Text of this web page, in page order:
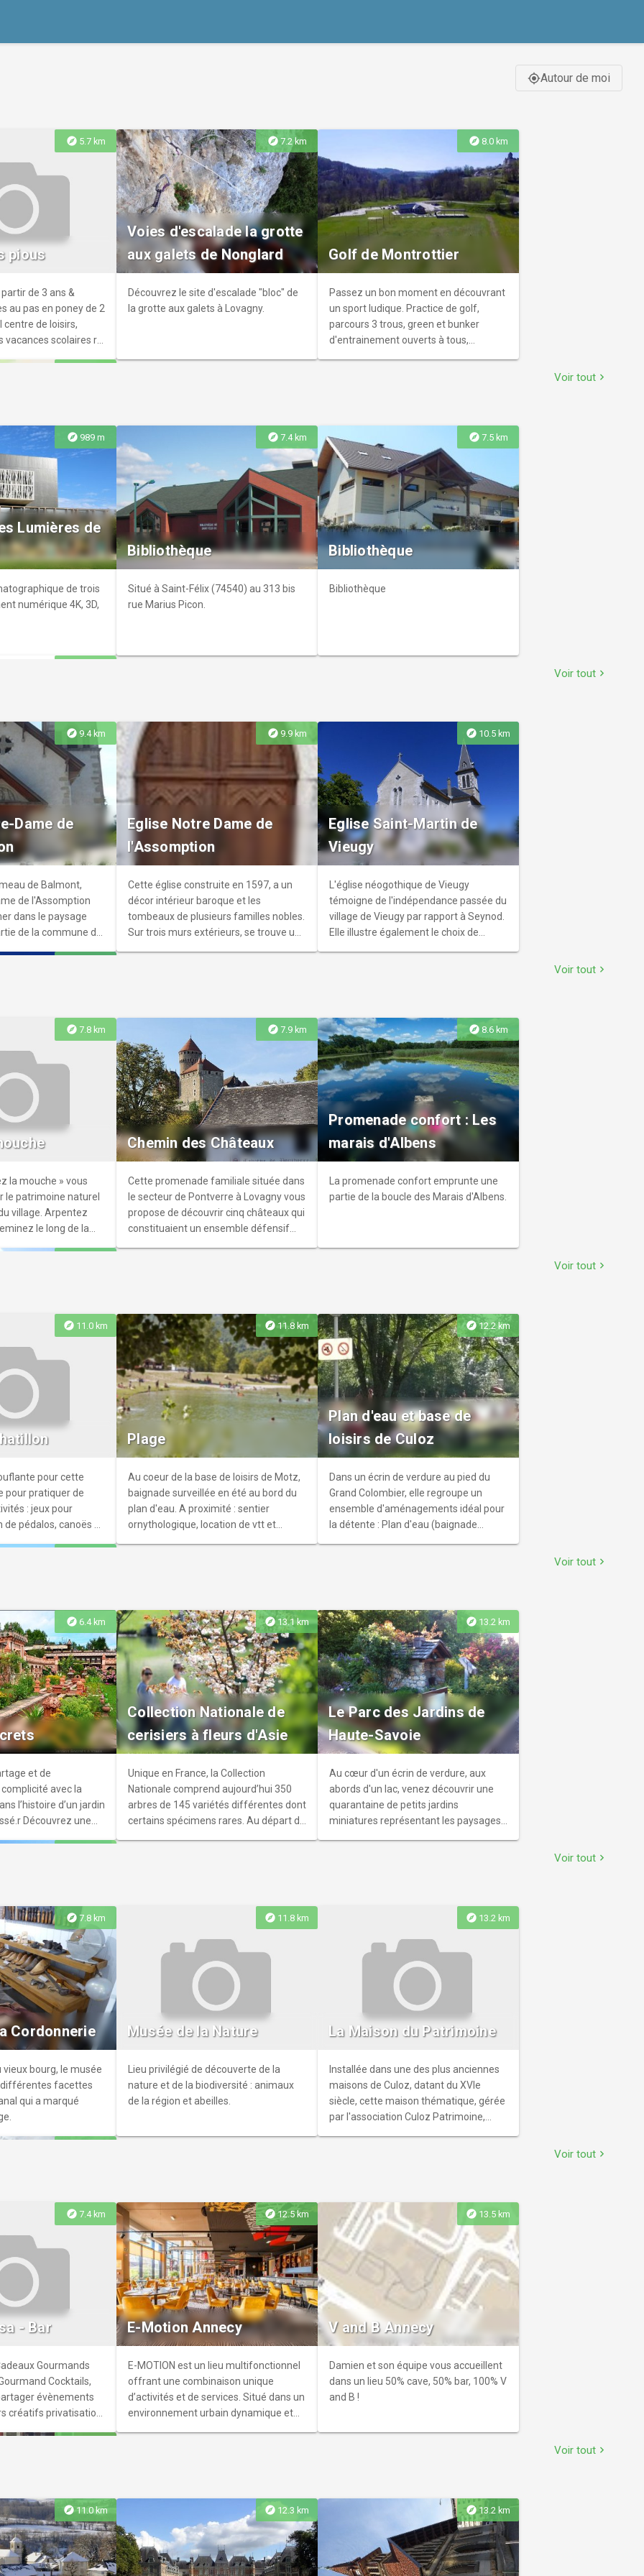
gps_fixedAutour de moi
explore 5.7 km
pious
de 3 ans &
au pas en poney de 2
centre de loisirs,
vacances scolaires r
explore 7.2 km
Voies d'escalade la grotte
aux galets de Nonglard
Découvrez le site d'escalade "bloc" de
la grotte aux galets à Lovagny.
explore 8.0 km
Golf de Montrottier
Passez un bon moment en découvrant
un sport ludique. Practice de golf,
parcours 3 trous, green et bunker
d'entrainement ouverts à tous,
- Elevage La
de chevaux et de
de loisir - Pension
- Près
Voir tout chevron_right
explore 989 m
Lumières de
de trois
numérique 4K, 3D,
explore 7.4 km
Bibliothèque
Situé à Saint-Félix (74540) au 313 bis
rue Marius Picon.
explore 7.5 km
Bibliothèque
Bibliothèque
La Fontaine
Voir tout chevron_right
explore 9.4 km
Dame de
de Balmont,
de l'Assomption
dans le paysage
de la commune de
explore 9.9 km
Eglise Notre Dame de
l'Assomption
Cette église construite en 1597, a un
décor intérieur baroque et les
tombeaux de plusieurs familles nobles.
Sur trois murs extérieurs, se trouve une
explore 10.5 km
Eglise Saint-Martin de
Vieugy
L'église néogothique de Vieugy
témoigne de l'indépendance passée du
village de Vieugy par rapport à Seynod.
Elle illustre également le choix de
Martin
butte Saint-Martin,
nom est un témoin de
de la commune de
permet un ancrage
la commune dans le
Voir tout chevron_right
explore 7.8 km
la mouche » vous
le patrimoine naturel
village. Arpentez
le long de la
explore 7.9 km
Chemin des Châteaux
Cette promenade familiale située dans
le secteur de Pontverre à Lovagny vous
propose de découvrir cinq châteaux qui
constituaient un ensemble défensif
explore 8.6 km
Promenade confort : Les
marais d'Albens
La promenade confort emprunte une
partie de la boucle des Marais d'Albens.
de Fier
Val'Heureux...laissez-
apprendre à
et gagner sa
au fil de ses
de temps plus
de ce val...
Voir tout chevron_right
explore 11.0 km
pour cette
pour pratiquer de
: jeux pour
pédalos, canoës et
explore 11.8 km
Plage
Au coeur de la base de loisirs de Motz,
baignade surveillée en été au bord du
plan d'eau. A proximité : sentier
ornythologique, location de vtt et
explore12.2 km
Plan d'eau et base de
loisirs de Culoz
Dans un écrin de verdure au pied du
Grand Colombier, elle regroupe un
ensemble d'aménagements idéal pour
la détente : Plan d'eau (baignade
Savière
serpente sur près
à Chanaz où une
permet la
Rhône ; cadre
à
Voir tout chevron_right
explore 6.4 km
et de
avec la
l’histoire d’un jardin
Découvrez une
explore 13.1 km
Collection Nationale de
cerisiers à fleurs d'Asie
Unique en France, la Collection
Nationale comprend aujourd’hui 350
arbres de 145 variétés différentes dont
certains spécimens rares. Au départ du
explore 13.2 km
Le Parc des Jardins de
Haute-Savoie
Au cœur d'un écrin de verdure, aux
abords d'un lac, venez découvrir une
quarantaine de petits jardins
miniatures représentant les paysages
ouvert à tous et
aménagements
se divertir à
ville, des
long de la véloroute,
à la Mer.
Voir tout chevron_right
explore 7.8 km
Cordonnerie
bourg, le musée
différentes facettes
qui a marqué
explore 11.8 km
Musée de la Nature
Lieu privilégié de découverte de la
nature et de la biodiversité : animaux
de la région et abeilles.
explore 13.2 km
La Maison du Patrimoine
Installée dans une des plus anciennes
maisons de Culoz, datant du XVIe
siècle, cette maison thématique, gérée
par l'association Culoz Patrimoine,
Romain
des potiers
au bord du Canal
première moitié du
Voir tout chevron_right
explore 7.4 km
- Bar
Gourmands
Cocktails,
évènements
créatifs privatisation
explore 12.5 km
E-Motion Annecy
E-MOTION est un lieu multifonctionnel
offrant une combinaison unique
d’activités et de services. Situé dans un
environnement urbain dynamique et
explore 13.5 km
V and B Annecy
Damien et son équipe vous accueillent
dans un lieu 50% cave, 50% bar, 100% V
and B !
mesure
Voir tout chevron_right
explore 11.0 km explore 12.3 km explore 13.2 km